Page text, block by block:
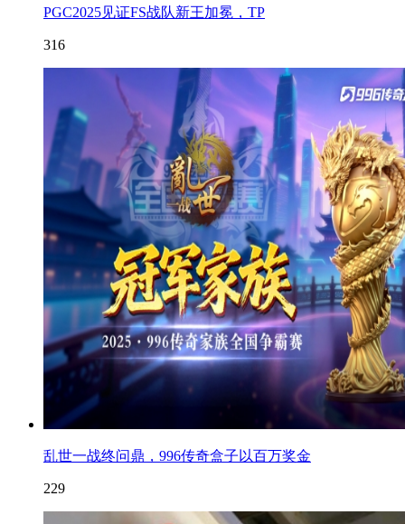
PGC2025见证FS战队新王加冕，TP
316
乱世一战终问鼎，996传奇盒子以百万奖金
229